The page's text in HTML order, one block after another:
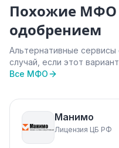
Похожие МФО
одобрением
Альтернативные
случай, если этот
Все МФО
Манимо
Лицензия ЦБ РФ